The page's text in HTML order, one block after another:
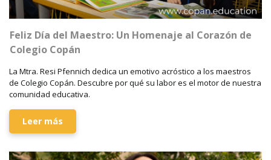
Feliz Día del Maestro: Un Homenaje al Corazón de
Colegio Copán
La Mtra. Resi Pfennich dedica un emotivo acróstico a los maestros
de Colegio Copán. Descubre por qué su labor es el motor de nuestra
comunidad educativa.
Leer más